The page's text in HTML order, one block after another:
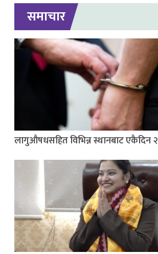
समाचार
लागुऔषधसहित विभिन्न स्थानबाट एकैदिन